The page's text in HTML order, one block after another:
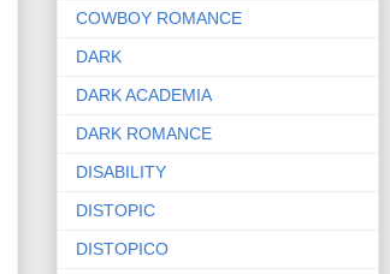
COWBOY ROMANCE
DARK
DARK ACADEMIA
DARK ROMANCE
DISABILITY
DISTOPIC
DISTOPICO